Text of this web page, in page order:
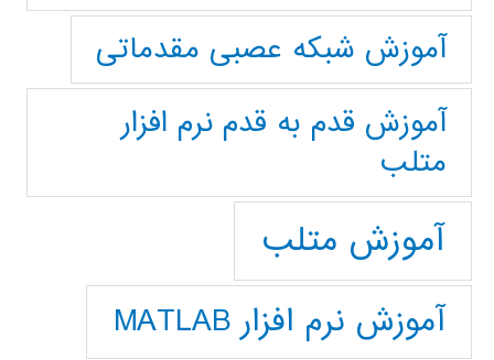
آموزش شبکه عصبی مقدماتی
آموزش قدم به قدم نرم افزار
متلب
آموزش متلب
آموزش نرم افزار MATLAB